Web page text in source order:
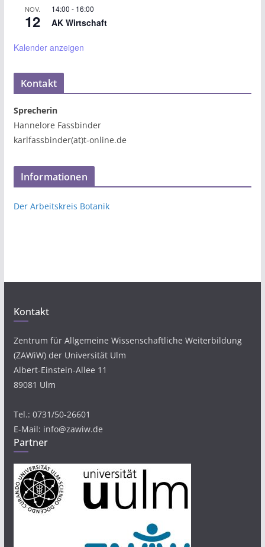
NOV.
12
14:00 - 16:00
AK Wirtschaft
Kalender anzeigen
Kontakt
Sprecherin
Hannelore Fassbinder
karlfassbinder(at)t-online.de
Informationen
Der Arbeitskreis Botanik
Kontakt
Zentrum für Allgemeine Wissenschaftliche Weiterbildung
(ZAWiW) der Universität Ulm
Albert-Einstein-Allee 11
89081 Ulm
Tel.: 0731/50-26601
E-Mail: info@zawiw.de
Partner